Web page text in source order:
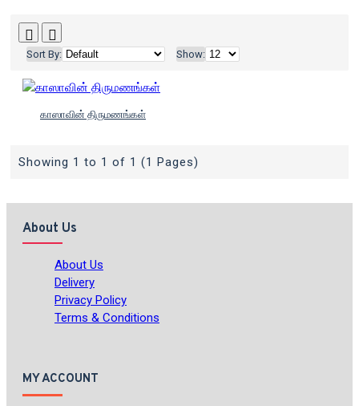
Sort By: Show:
காஸாவின் திருமணங்கள்
Showing 1 to 1 of 1 (1 Pages)
About Us
About Us
Delivery
Privacy Policy
Terms & Conditions
MY ACCOUNT